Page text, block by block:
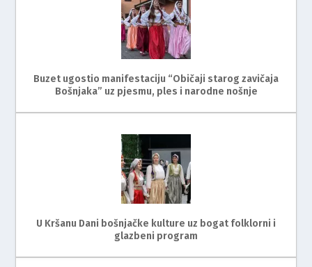
Buzet ugostio manifestaciju “Običaji starog zavičaja
Bošnjaka” uz pjesmu, ples i narodne nošnje
U Kršanu Dani bošnjačke kulture uz bogat folklorni i
glazbeni program